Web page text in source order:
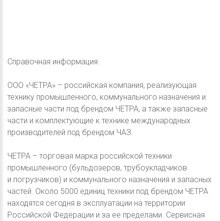
Справочная информация:
ООО «ЧЕТРА» – российская компания, реализующая
технику промышленного, коммунального назначения и
запасные части под брендом ЧЕТРА, а также запасные
части и комплектующие к технике международных
производителей под брендом ЧАЗ.
ЧЕТРА – торговая марка российской техники
промышленного (бульдозеров, трубоукладчиков
и погрузчиков) и коммунального назначения и запасных
частей. Около 5000 единиц техники под брендом ЧЕТРА
находятся сегодня в эксплуатации на территории
Российской Федерации и за ее пределами. Сервисная